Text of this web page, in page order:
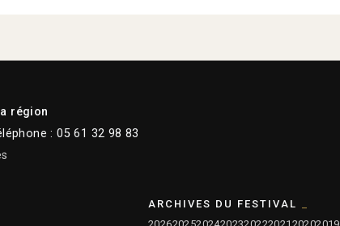
région
: 05 61 32 98 83
ARCHIVES DU FESTIVAL